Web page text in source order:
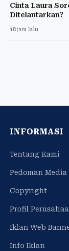
Cinta Laura
Ditelantarkan?
18 jam lalu
INFORMASI
Tentang Kami
Pedoman
Copyright
Profil
Iklan Web
Info Iklan